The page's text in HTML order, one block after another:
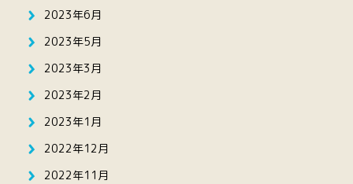
2023年6月
2023年5月
2023年3月
2023年2月
2023年1月
2022年12月
2022年11月